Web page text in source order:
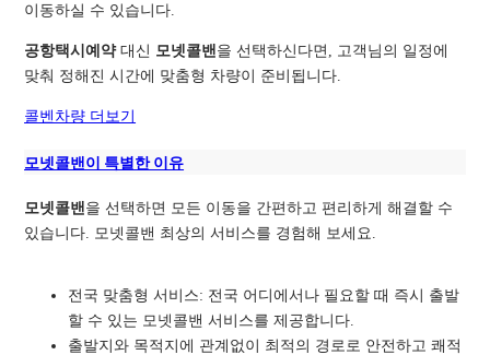
이동하실 수 있습니다.
공항택시예약대신 모넷콜밴 을 선택하신다면, 고객님의 일정에
맞춰 정해진 시간에 맞춤형 차량이 준비됩니다.
콜벤차량 더보기
모넷콜밴이 특별한 이유
모넷콜밴 을 선택하면 모든 이동을 간편하고 편리하게 해결할 수
있습니다. 모넷콜밴 최상의 서비스를 경험해 보세요.
전국 맞춤형 서비스: 전국 어디에서나 필요할 때 즉시 출발
할 수 있는 모넷콜밴 서비스를 제공합니다.
출발지와 목적지에 관계없이 최적의 경로로 안전하고 쾌적